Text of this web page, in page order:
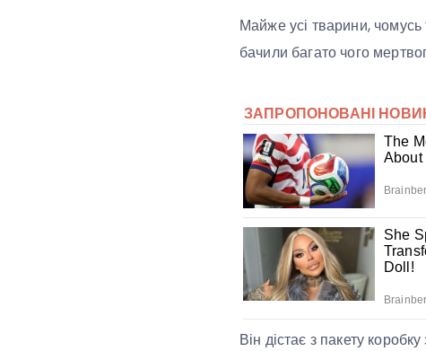
Майже усі тварини, чомусь
бачили багато чого
Він дістає з пакету